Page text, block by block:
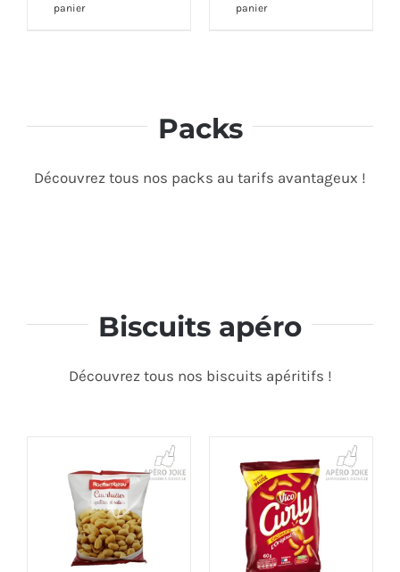
panier
panier
Packs
Découvrez tous nos packs au tarifs avantageux !
Biscuits apéro
Découvrez tous nos biscuits apéritifs !